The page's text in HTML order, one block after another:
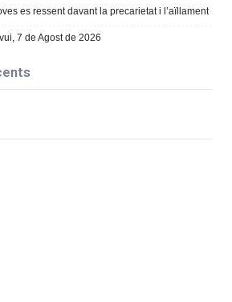
es ressent davant la precarietat i l’aïllament
7 de Agost de 2026